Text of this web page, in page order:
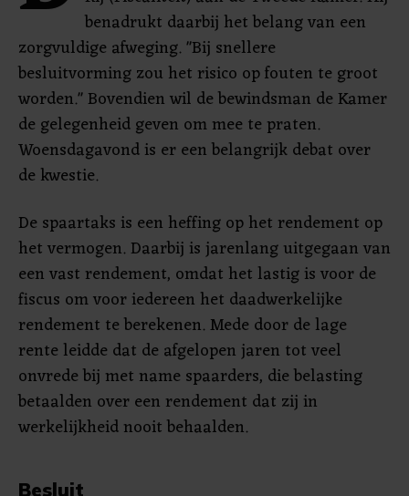
benadrukt daarbij het belang van een
zorgvuldige afweging. "Bij snellere
besluitvorming zou het risico op fouten te groot
worden." Bovendien wil de bewindsman de Kamer
de gelegenheid geven om mee te praten.
Woensdagavond is er een belangrijk debat over
de kwestie.
De spaartaks is een heffing op het rendement op
het vermogen. Daarbij is jarenlang uitgegaan van
een vast rendement, omdat het lastig is voor de
fiscus om voor iedereen het daadwerkelijke
rendement te berekenen. Mede door de lage
rente leidde dat de afgelopen jaren tot veel
onvrede bij met name spaarders, die belasting
betaalden over een rendement dat zij in
werkelijkheid nooit behaalden.
Besluit